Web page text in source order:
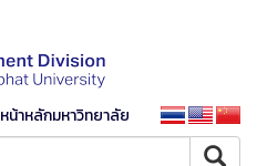
หน้าหลักมหาวิทยาลัย